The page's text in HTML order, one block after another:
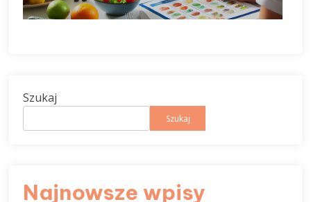
Szukaj
Szukaj
Najnowsze wpisy